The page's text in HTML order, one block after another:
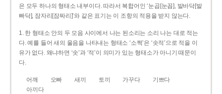
은 모두 하나의 형태소 내부이다. 따라서 복합어인 ‘눈곱[눈꼽], 발바닥[발
빠닥], 잠자리[잠짜리]’와 같은 표기는 이 조항의 적용을 받지 않는다.
1. 한 형태소 안의 두 모음 사이에서 나는 된소리는 소리 나는 대로 적는
다. 예를 들어 새의 울음을 나타내는 형태소 ‘소쩍’은 ‘솟적’으로 적을 이
유가 없다. 왜냐하면 ‘솟’과 ‘적’이 의미가 있는 형태소가 아니기 때문이
다.
어깨 오빠 새끼 토끼 가꾸다
기쁘다
아끼다